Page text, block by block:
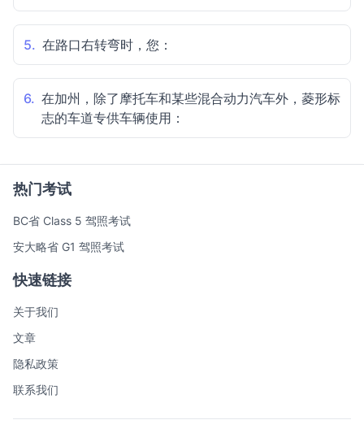
5. 在路口右转弯时，您：
6. 在加州，除了摩托车和某些混合动力汽车外，菱形标
志的车道专供车辆使用：
热门考试
BC省 Class 5 驾照考试
安大略省 G1 驾照考试
快速链接
关于我们
文章
隐私政策
联系我们